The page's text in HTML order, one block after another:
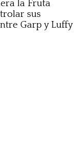
la Fruta
sus
Garp y Luffy